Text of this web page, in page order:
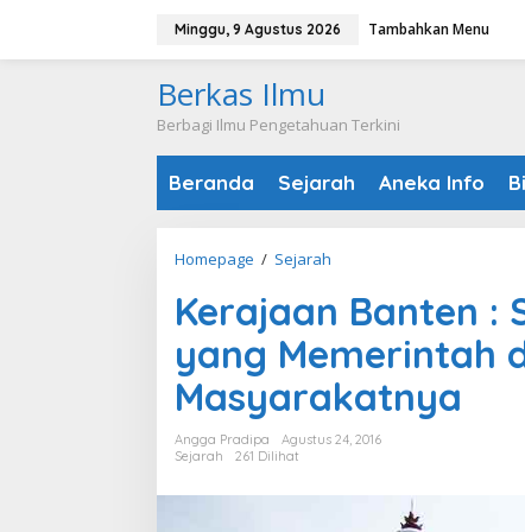
konten
Minggu, 9 Agustus 2026 Tambahkan Menu
Berkas Ilmu
Berbagi Ilmu Pengetahuan Terkini
Beranda Sejarah Aneka Info
Homepage / Sejarah
:
Berdirinya,
Raja
yang
Memerintah
Kehidupan
Masyarakatnya
Kerajaan Banten :
yang Memerintah
Masyarakatnya
Angga Pradipa
Agustus 24, 2016
Sejarah
261 Dilihat